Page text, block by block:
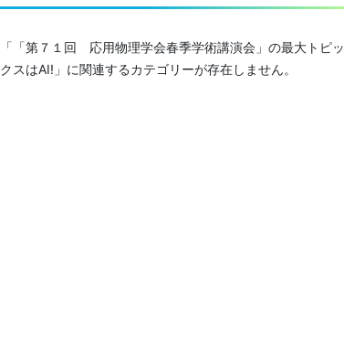
「「第７１回 応用物理学会春季学術講演会」の最大トピッ
クスはAI!」に関連するカテゴリーが存在しません。